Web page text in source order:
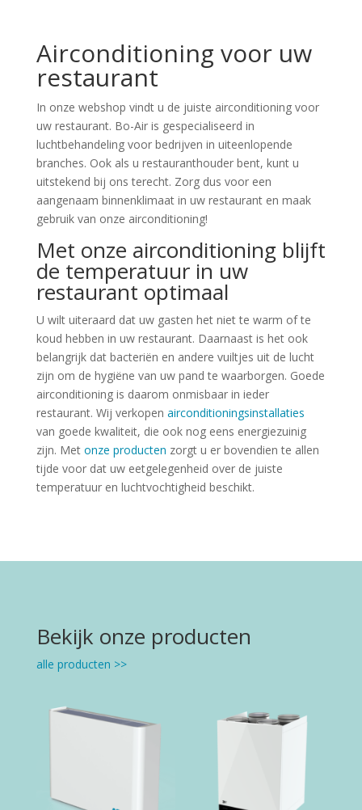
Airconditioning voor uw
restaurant
In onze webshop vindt u de juiste airconditioning voor
uw restaurant. Bo-Air is gespecialiseerd in
luchtbehandeling voor bedrijven in uiteenlopende
branches. Ook als u restauranthouder bent, kunt u
uitstekend bij ons terecht. Zorg dus voor een
aangenaam binnenklimaat in uw restaurant en maak
gebruik van onze airconditioning!
Met onze airconditioning blijft
de temperatuur in uw
restaurant optimaal
U wilt uiteraard dat uw gasten het niet te warm of te
koud hebben in uw restaurant. Daarnaast is het ook
belangrijk dat bacteriën en andere vuiltjes uit de lucht
zijn om de hygiëne van uw pand te waarborgen. Goede
airconditioning is daarom onmisbaar in ieder
restaurant. Wij verkopen airconditioningsinstallaties
van goede kwaliteit, die ook nog eens energiezuinig
zijn. Met onze producten zorgt u er bovendien te allen
tijde voor dat uw eetgelegenheid over de juiste
temperatuur en luchtvochtigheid beschikt.
Bekijk onze producten
alle producten >>